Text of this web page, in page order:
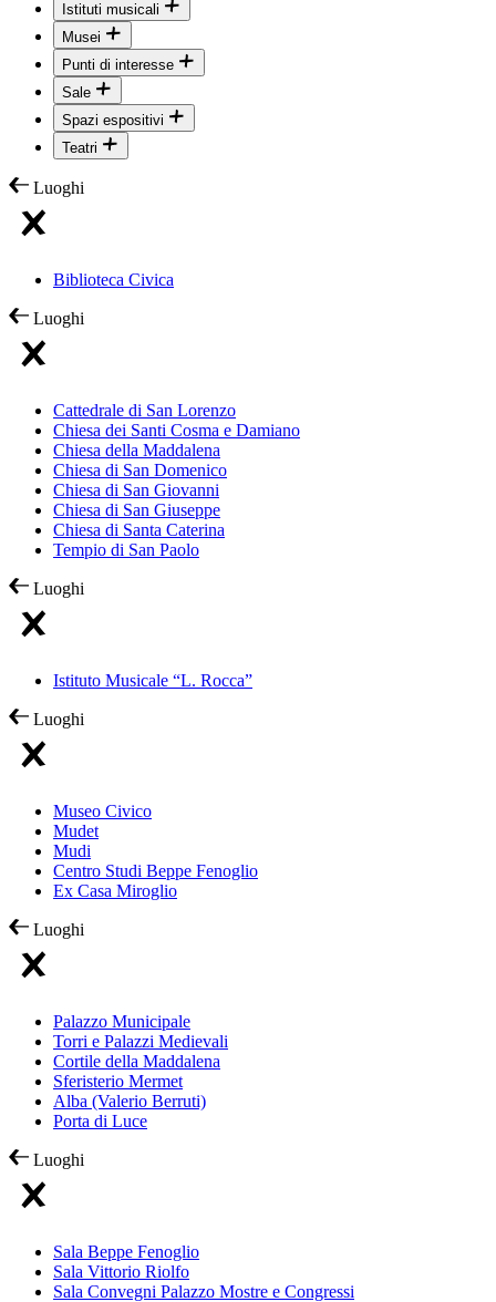
Istituti musicali
Musei
Punti di interesse
Sale
Spazi espositivi
Teatri
Luoghi
Biblioteca Civica
Luoghi
Cattedrale di San Lorenzo
Chiesa dei Santi Cosma e Damiano
Chiesa della Maddalena
Chiesa di San Domenico
Chiesa di San Giovanni
Chiesa di San Giuseppe
Chiesa di Santa Caterina
Tempio di San Paolo
Luoghi
Istituto Musicale “L. Rocca”
Luoghi
Museo Civico
Mudet
Mudi
Centro Studi Beppe Fenoglio
Ex Casa Miroglio
Luoghi
Palazzo Municipale
Torri e Palazzi Medievali
Cortile della Maddalena
Sferisterio Mermet
Alba (Valerio Berruti)
Porta di Luce
Luoghi
Sala Beppe Fenoglio
Sala Vittorio Riolfo
Sala Convegni Palazzo Mostre e Congressi